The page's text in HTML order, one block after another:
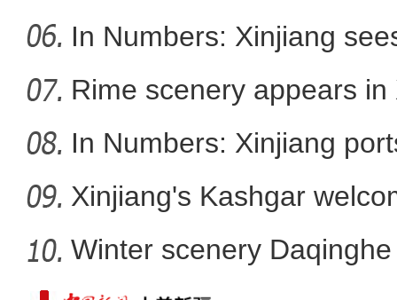
In Numbers: Xinjiang
Rime scenery appears in
In Numbers: Xinjiang
Xinjiang's Kashgar
Winter scenery